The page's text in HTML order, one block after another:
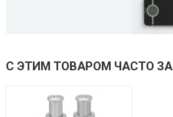
С ЭТИМ ТОВАРОМ ЧАСТО